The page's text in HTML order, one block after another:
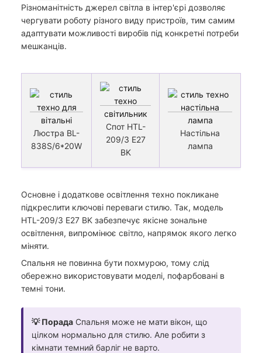
Різноманітність джерел світла в інтер'єрі дозволяє
чергувати роботу різного виду пристроїв, тим самим
адаптувати можливості виробів під конкретні потреби
мешканців.
Люстра BL-
838S/6*20W
Спот HTL-
209/3 E27
BK
Настільна
лампа
Основне і додаткове освітлення техно покликане
підкреслити ключові переваги стилю. Так, модель
HTL-209/3 E27 BK забезпечує якісне зональне
освітлення, випромінює світло, напрямок якого легко
міняти.
Спальня не повинна бути похмурою, тому слід
обережно використовувати моделі, пофарбовані в
темні тони.
💡 Порада Спальня може не мати вікон, що
цілком нормально для стилю. Але робити з
кімнати темний барліг не варто.